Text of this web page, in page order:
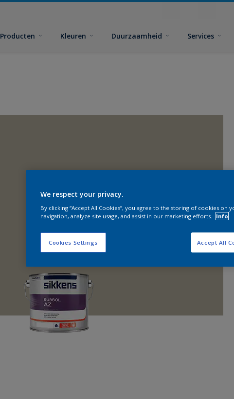
Producten Kleuren Duurzaamheid Services
We respect your privacy.
By clicking “Accept All Cookies”, you agree to the storing of cookies on
navigation, analyze site usage, and assist in our marketing efforts.
Info
Cookies Settings Accept All